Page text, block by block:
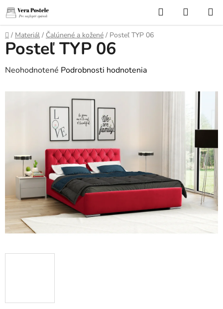
Prejsť
na
obsah
Hľadať
KOŠÍK
Domov
/ Materiál / Čalúnené a kožené / Posteľ TYP 06
Posteľ TYP 06
Priemerné
hviezdičiek.
Neohodnotené Podrobnosti hodnotenia